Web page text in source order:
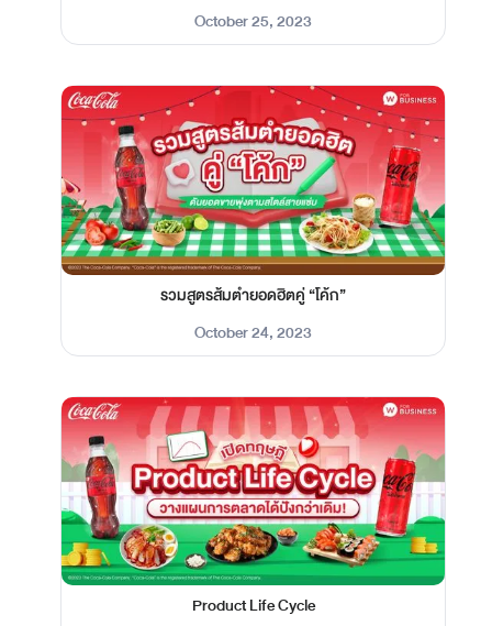
October 25, 2023
รวมสูตรส้มตำยอดฮิตคู่ “โค้ก”
October 24, 2023
Product Life Cycle